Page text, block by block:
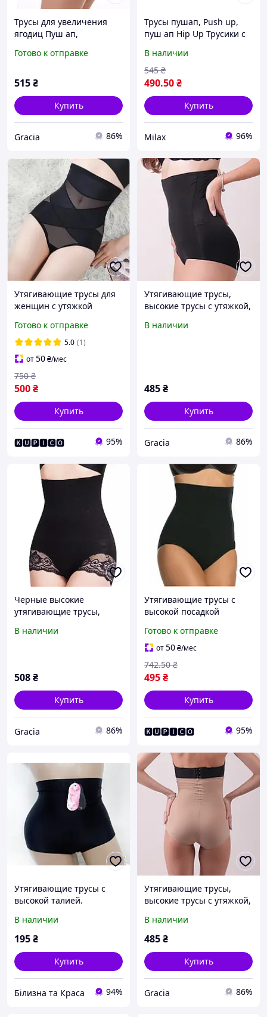
Трусы для увеличения
ягодиц Пуш ап,
корректирующие трусы
Готово к отправке
515₴
Купить
Gracia 86%
Трусы пушап, Push up,
пуш ап Hip Up Трусики с
(3101)
В наличии
490.50₴
545 ₴
Купить
Milax 96%
Утягивающие трусы для
женщин с утяжкой
корректирующие 40-42
бежевые черные
Готово к отправке
5.0 (1)
от50₴/мес
500₴
750 ₴
Купить
🅺🆄🅿🅸🅲🅾 95%
Утягивающие трусы,
высокие трусы с утяжкой,
спортивные трусы
В наличии
485₴
Купить
Gracia 86%
Черные высокие
утягивающие трусы,
для похудения (2139)
В наличии
508₴
Купить
Gracia 86%
Утягивающие трусы с
высокой посадкой
для женщин размер 36-
38 бежевые черные
Готово к отправке
от50₴/мес
495₴
742.50 ₴
Купить
🅺🆄🅿🅸🅲🅾 95%
Утягивающие трусы с
высокой талией.
по 52рTM Anfen 2 цвета
В наличии
195₴
Купить
Білизна та Краса 94%
Утягивающие трусы,
высокие трусы с утяжкой,
утяжкой, трусы
спортивные женские
В наличии
485₴
Купить
Gracia 86%